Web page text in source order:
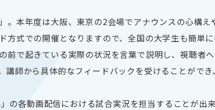
本年度は大阪、東京の2会場でアナウンスの心構
式での開催となりますので、全国の大学生も簡単に
前で起きている実際の状況を言葉で説明し、視聴者
師から具体的なフィードバックを受けることがで
各動画配信における試合実況を担当することが出来